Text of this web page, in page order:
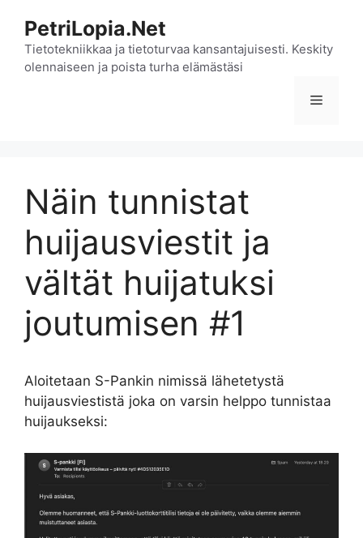
sisältöön
PetriLopia.Net
Tietotekniikkaa ja tietoturvaa kansantajuisesti. Keskity
olennaiseen ja poista turha elämästäsi
Valikko
Näin tunnistat
huijausviestit ja
vältät huijatuksi
joutumisen #1
Aloitetaan S-Pankin nimissä lähetetystä
huijausviestistä joka on varsin helppo tunnistaa
huijaukseksi: